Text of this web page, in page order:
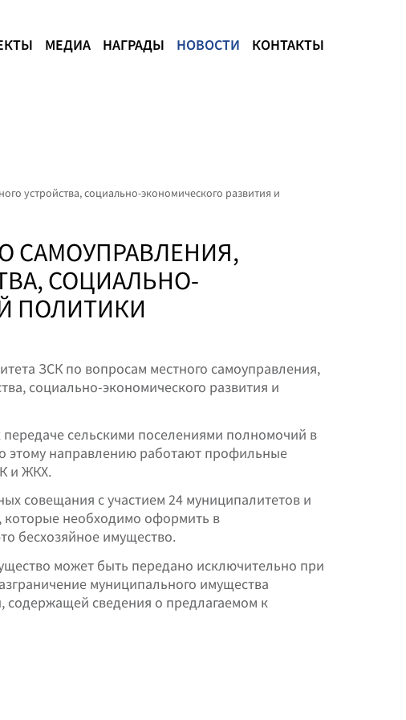
МЕДИА НАГРАДЫ НОВОСТИ КОНТАКТЫ
устройства, социально-экономического развития и
САМОУПРАВЛЕНИЯ,
СОЦИАЛЬНО-
ПОЛИТИКИ
ЗСК по вопросам местного самоуправления,
социально-экономического развития и
сельскими поселениями полномочий в
направлению работают профильные
и ЖКХ.
совещания с участием 24 муниципалитетов и
которые необходимо оформить в
бесхозяйное имущество.
может быть передано исключительно при
муниципального имущества
сведения о предлагаемом к